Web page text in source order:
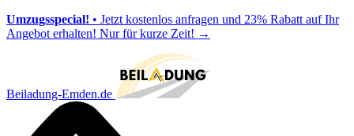
Umzugsspecial! • Jetzt kostenlos anfragen und 23% Rabatt auf Ihr
Angebot erhalten! Nur für kurze Zeit! →
Beiladung-Emden.de